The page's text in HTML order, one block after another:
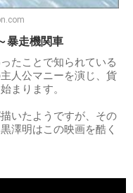
暴走機関車
たことで知られている
人公マニーを演じ、貨
まります。
いたようですが、その
澤明はこの映画を酷く